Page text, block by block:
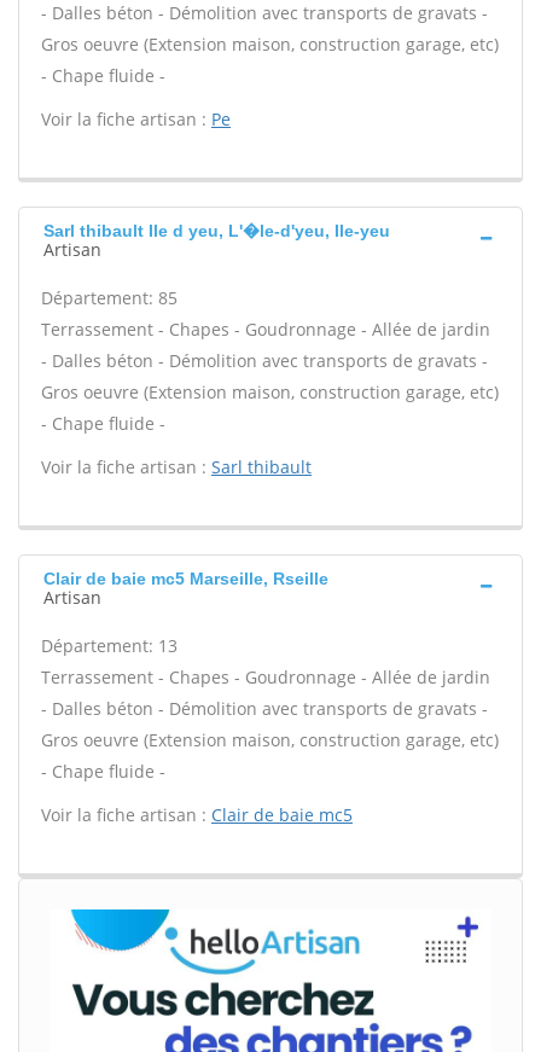
- Dalles béton - Démolition avec transports de gravats -
Gros oeuvre (Extension maison, construction garage, etc)
- Chape fluide -
Voir la fiche artisan : Pe
Sarl thibault Ile d yeu, L'�le-d'yeu, Ile-yeu
Artisan
Département: 85
Terrassement - Chapes - Goudronnage - Allée de jardin
- Dalles béton - Démolition avec transports de gravats -
Gros oeuvre (Extension maison, construction garage, etc)
- Chape fluide -
Voir la fiche artisan : Sarl thibault
Clair de baie mc5 Marseille, Rseille
Artisan
Département: 13
Terrassement - Chapes - Goudronnage - Allée de jardin
- Dalles béton - Démolition avec transports de gravats -
Gros oeuvre (Extension maison, construction garage, etc)
- Chape fluide -
Voir la fiche artisan : Clair de baie mc5